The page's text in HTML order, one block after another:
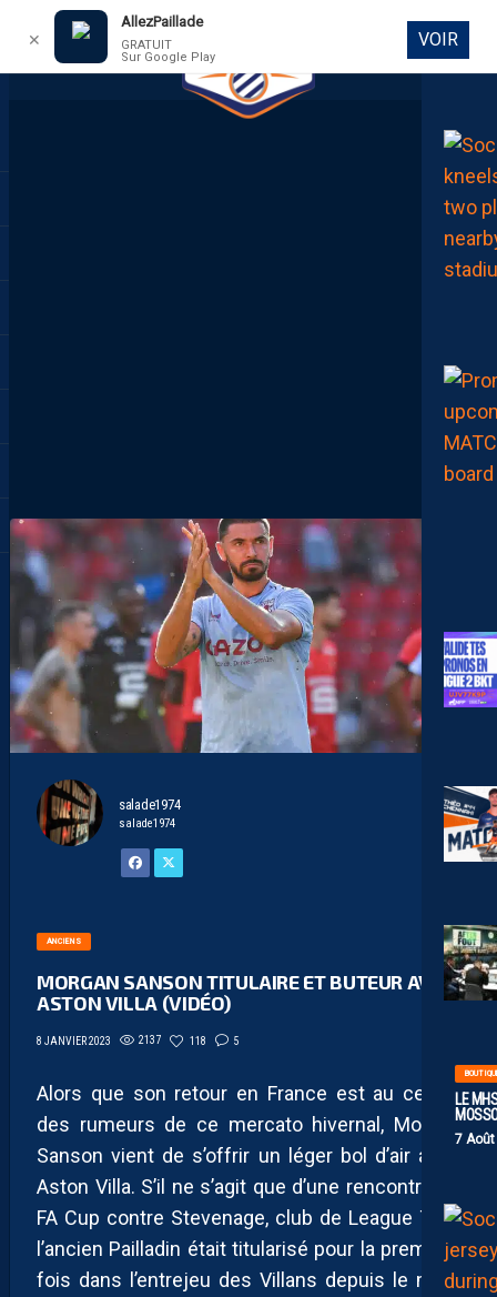
DIRECT
LE
7
salade1974
salade1974
ANCIENS
MORGAN SANSON TITULAIRE ET BUTEUR AVEC
ASTON VILLA (VIDÉO)
8 JANVIER 2023 2137 118 5
Alors que son retour en France est au centre
des rumeurs de ce mercato hivernal, Morgan
Sanson vient de s’offrir un léger bol d’air avec
Aston Villa. S’il ne s’agit que d’une rencontre de
FA Cup contre Stevenage, club de League Two,
l’ancien Pailladin était titularisé pour la première
fois dans l’entrejeu des Villans depuis le mois
✕
AllezPaillade
GRATUIT
Sur Google Play
VOIR